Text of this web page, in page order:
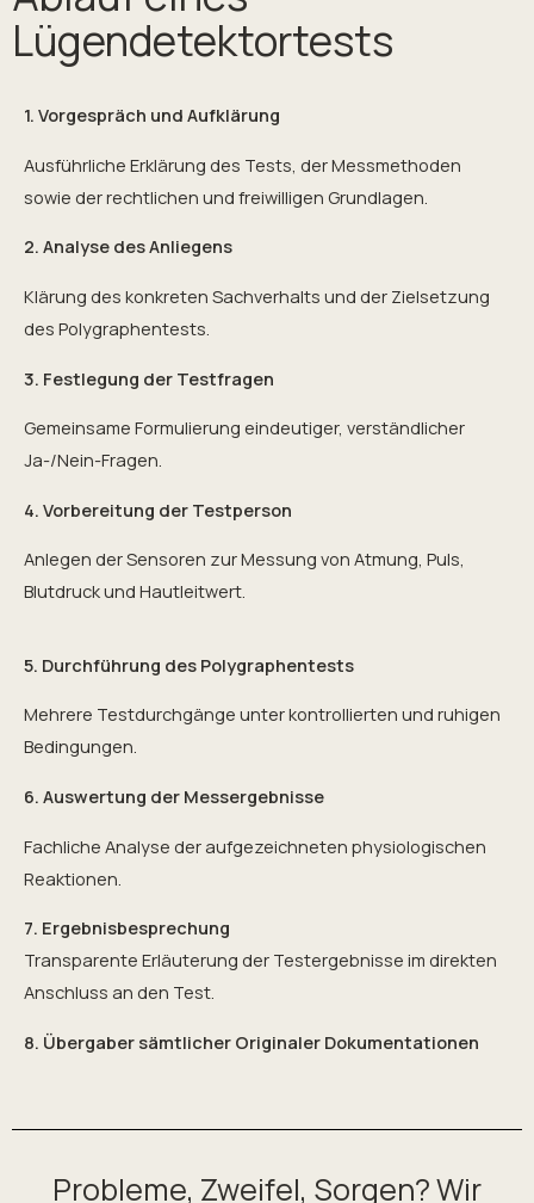
Lügendetektortests
1. Vorgespräch und Aufklärung
Ausführliche Erklärung des Tests, der Messmethoden
sowie der rechtlichen und freiwilligen Grundlagen.
2. Analyse des Anliegens
Klärung des konkreten Sachverhalts und der Zielsetzung
des Polygraphentests.
3. Festlegung der Testfragen
Gemeinsame Formulierung eindeutiger, verständlicher
Ja-/Nein-Fragen.
4. Vorbereitung der Testperson
Anlegen der Sensoren zur Messung von Atmung, Puls,
Blutdruck und Hautleitwert.
5. Durchführung des Polygraphentests
Mehrere Testdurchgänge unter kontrollierten und ruhigen
Bedingungen.
6. Auswertung der Messergebnisse
Fachliche Analyse der aufgezeichneten physiologischen
Reaktionen.
7. Ergebnisbesprechung
Transparente Erläuterung der Testergebnisse im direkten
Anschluss an den Test.
8. Übergaber sämtlicher Originaler Dokumentationen
Probleme, Zweifel, Sorgen? Wir